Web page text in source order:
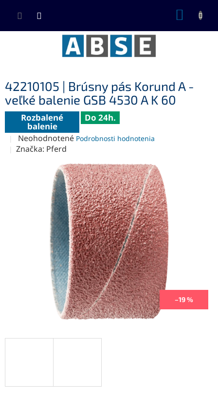
42210105 | Brúsny pás Korund A -
veľké balenie GSB 4530 A K 60
Rozbalené
balenie
Do 24h.
Priemerné
hodnotenie
hviezdičiek.
Neohodnotené Podrobnosti hodnotenia
Značka: Pferd
–19 %